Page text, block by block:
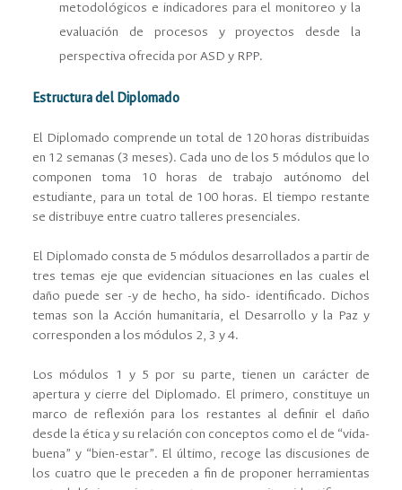
metodológicos e indicadores para el monitoreo y la
evaluación de procesos y proyectos desde la
perspectiva ofrecida por ASD y RPP.
Estructura del Diplomado
El Diplomado comprende un total de 120 horas distribuidas
en 12 semanas (3 meses). Cada uno de los 5 módulos que lo
componen toma 10 horas de trabajo autónomo del
estudiante, para un total de 100 horas. El tiempo restante
se distribuye entre cuatro talleres presenciales.
El Diplomado consta de 5 módulos desarrollados a partir de
tres temas eje que evidencian situaciones en las cuales el
daño puede ser -y de hecho, ha sido- identiﬁcado. Dichos
temas son la Acción humanitaria, el Desarrollo y la Paz y
corresponden a los módulos 2, 3 y 4.
Los módulos 1 y 5 por su parte, tienen un carácter de
apertura y cierre del Diplomado. El primero, constituye un
marco de reﬂexión para los restantes al deﬁnir el daño
desde la ética y su relación con conceptos como el de “vida-
buena” y “bien-estar”. El último, recoge las discusiones de
los cuatro que le preceden a ﬁn de proponer herramientas